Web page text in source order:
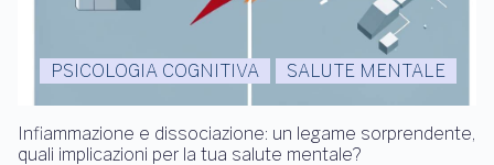
PSICOLOGIA COGNITIVA SALUTE MENTALE
Infiammazione e dissociazione: un legame sorprendente,
quali implicazioni per la tua salute mentale?